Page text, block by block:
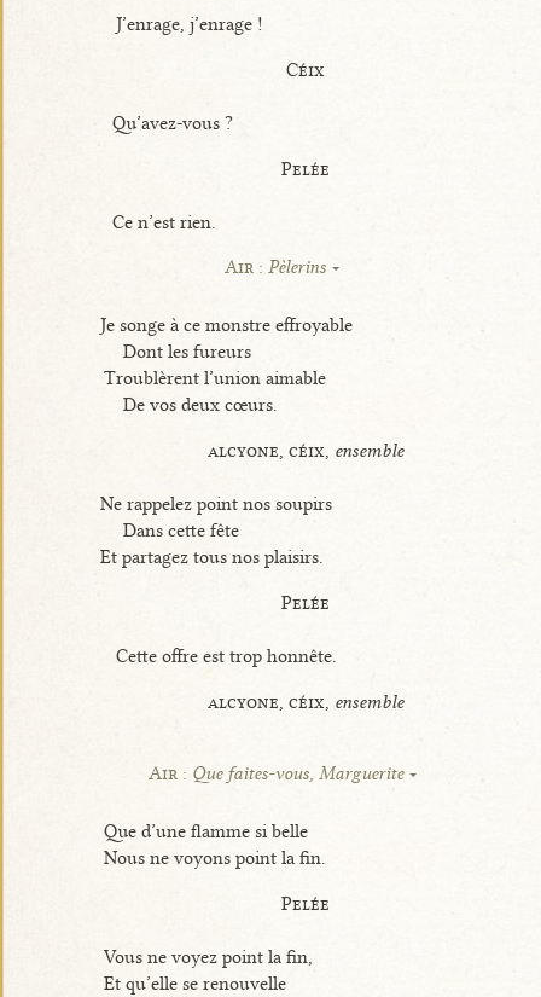
J’enrage, j’enrage !
Céix
Qu’avez-vous ?
Pelée
Ce n’est rien.
Air :Pèlerins
Je songe à ce monstre effroyable
Dont les fureurs
Troublèrent l’union aimable
De vos deux cœurs.
alcyone, céix, ensemble
Ne rappelez point nos soupirs
Dans cette fête
Et partagez tous nos plaisirs.
Pelée
Cette offre est trop honnête.
alcyone, céix, ensemble
Air : Que faites-vous, Marguerite
Que d’une flamme si belle
Nous ne voyons point la fin.
Pelée
Vous ne voyez point la fin,
Et qu’elle se renouvelle